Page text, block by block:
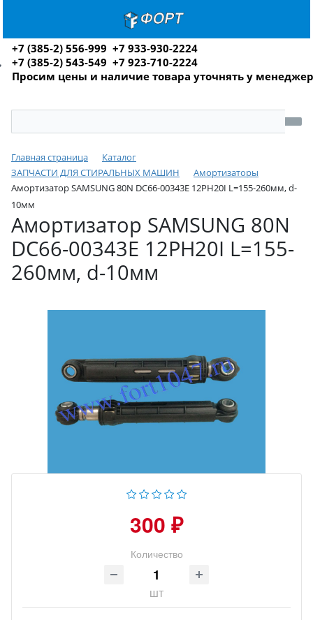
+7 (385-2) 556-999 +7 933-930-2224
+7 (385-2) 543-549 +7 923-710-2224
Просим цены и наличие товара уточнять у
Главная страница
Каталог
ЗАПЧАСТИ ДЛЯ СТИРАЛЬНЫХ МАШИН
Амортизаторы
Амортизатор SAMSUNG 80N DC66-00343E 12PH20I L=155-260мм, d-
10мм
Амортизатор SAMSUNG 80N
DC66-00343E 12PH20I L=155-
260мм, d-10мм
300 ₽
Количество
шт